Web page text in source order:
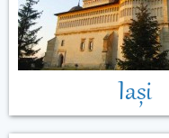
Iași